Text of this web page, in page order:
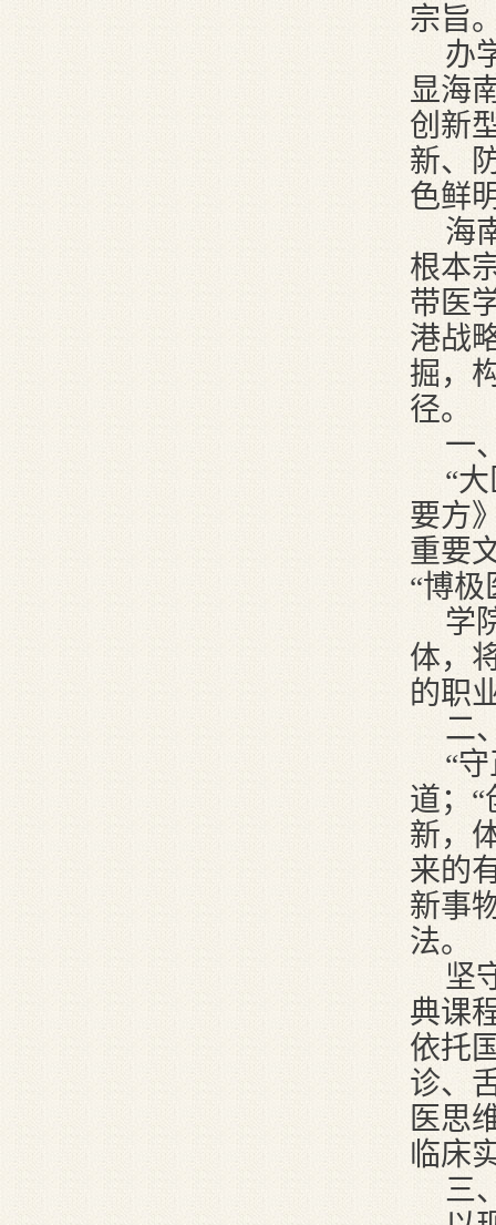
宗旨
办
显海
创新
新、
色鲜
海
根本
带医
港战
掘，
径。
一
“
要方
重要
“博极
学
体，
的职
二
“
道；
新，
来的
新事
法。
坚
典课
依托
诊、
医思
临床
三